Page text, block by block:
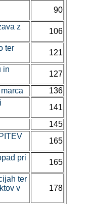
90
z
106
ter
121
in
127
136
141
145
165
pri
165
ter
v
178